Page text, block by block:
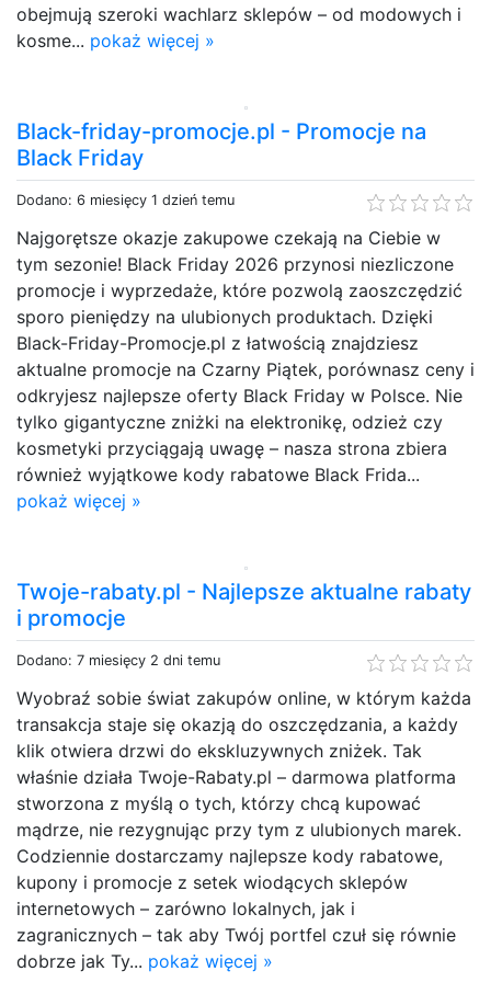
obejmują szeroki wachlarz sklepów – od modowych i
kosme... pokaż więcej »
Black-friday-promocje.pl - Promocje na
Black Friday
Dodano: 6 miesięcy 1 dzień temu
Najgorętsze okazje zakupowe czekają na Ciebie w
tym sezonie! Black Friday 2026 przynosi niezliczone
promocje i wyprzedaże, które pozwolą zaoszczędzić
sporo pieniędzy na ulubionych produktach. Dzięki
Black-Friday-Promocje.pl z łatwością znajdziesz
aktualne promocje na Czarny Piątek, porównasz ceny i
odkryjesz najlepsze oferty Black Friday w Polsce. Nie
tylko gigantyczne zniżki na elektronikę, odzież czy
kosmetyki przyciągają uwagę – nasza strona zbiera
również wyjątkowe kody rabatowe Black Frida...
pokaż więcej »
Twoje-rabaty.pl - Najlepsze aktualne rabaty
i promocje
Dodano: 7 miesięcy 2 dni temu
Wyobraź sobie świat zakupów online, w którym każda
transakcja staje się okazją do oszczędzania, a każdy
klik otwiera drzwi do ekskluzywnych zniżek. Tak
właśnie działa Twoje-Rabaty.pl – darmowa platforma
stworzona z myślą o tych, którzy chcą kupować
mądrze, nie rezygnując przy tym z ulubionych marek.
Codziennie dostarczamy najlepsze kody rabatowe,
kupony i promocje z setek wiodących sklepów
internetowych – zarówno lokalnych, jak i
zagranicznych – tak aby Twój portfel czuł się równie
dobrze jak Ty... pokaż więcej »